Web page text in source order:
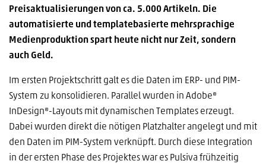
Preisaktualisierungen von ca. 5.000 Artikeln. Die
automatisierte und templatebasierte mehrsprachige
Medienproduktion spart heute nicht nur Zeit, sondern
auch Geld.
Im ersten Projektschritt galt es die Daten im ERP- und PIM-
System zu konsolidieren. Parallel wurden in Adobe®
InDesign®-Layouts mit dynamischen Templates erzeugt.
Dabei wurden direkt die nötigen Platzhalter angelegt und mit
den Daten im PIM-System verknüpft. Durch diese Integration
in der ersten Phase des Projektes war es Pulsiva frühzeitig